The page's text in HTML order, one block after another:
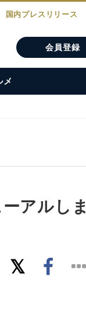
国内プレスリリース
会員登録
メ
アルしま